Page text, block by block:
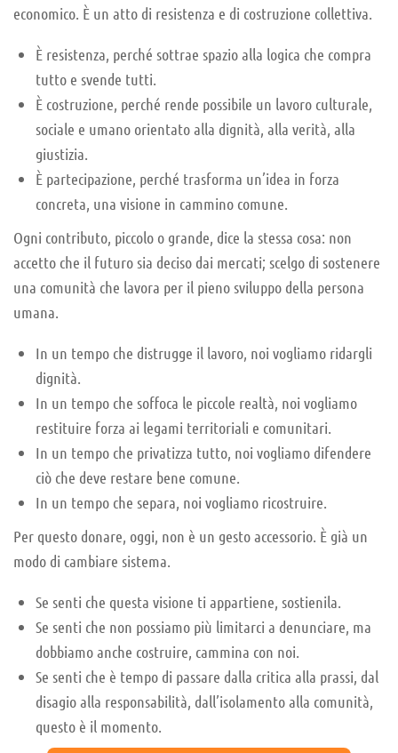
economico. È un atto di resistenza e di costruzione collettiva.
È resistenza, perché sottrae spazio alla logica che compra
tutto e svende tutti.
È costruzione, perché rende possibile un lavoro culturale,
sociale e umano orientato alla dignità, alla verità, alla
giustizia.
È partecipazione, perché trasforma un’idea in forza
concreta, una visione in cammino comune.
Ogni contributo, piccolo o grande, dice la stessa cosa: non
accetto che il futuro sia deciso dai mercati; scelgo di sostenere
una comunità che lavora per il pieno sviluppo della persona
umana.
In un tempo che distrugge il lavoro, noi vogliamo ridargli
dignità.
In un tempo che soffoca le piccole realtà, noi vogliamo
restituire forza ai legami territoriali e comunitari.
In un tempo che privatizza tutto, noi vogliamo difendere
ciò che deve restare bene comune.
In un tempo che separa, noi vogliamo ricostruire.
Per questo donare, oggi, non è un gesto accessorio. È già un
modo di cambiare sistema.
Se senti che questa visione ti appartiene, sostienila.
Se senti che non possiamo più limitarci a denunciare, ma
dobbiamo anche costruire, cammina con noi.
Se senti che è tempo di passare dalla critica alla prassi, dal
disagio alla responsabilità, dall’isolamento alla comunità,
questo è il momento.